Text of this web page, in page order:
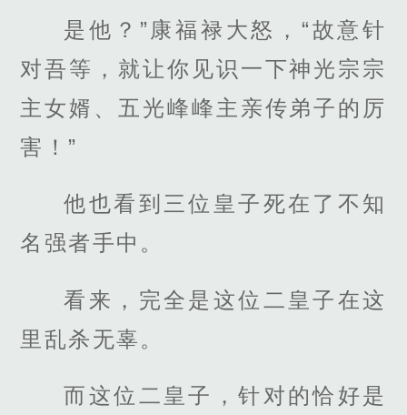
是他？”康福禄大怒，“故意针
对吾等，就让你见识一下神光宗宗
主女婿、五光峰峰主亲传弟子的厉
害！”
他也看到三位皇子死在了不知
名强者手中。
看来，完全是这位二皇子在这
里乱杀无辜。
而这位二皇子，针对的恰好是